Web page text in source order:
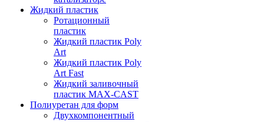
Жидкий пластик
Ротационный
пластик
Жидкий пластик Poly
Art
Жидкий пластик Poly
Art Fast
Жидкий заливочный
пластик MAX-CAST
Полиуретан для форм
Двухкомпонентный